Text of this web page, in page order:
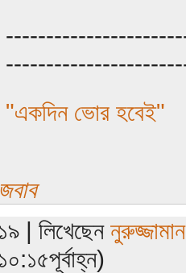
"একদিন ভোর হবেই"
জবাব
১৯ | লিখেছেন
১০:১৫পূর্বাহ্ন)